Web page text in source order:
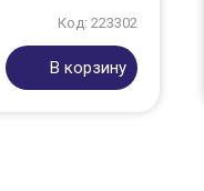
Код: 223302
В корзину